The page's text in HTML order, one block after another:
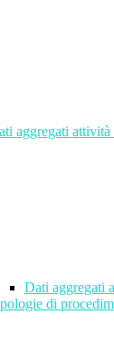
aggregati attività
Dati aggregati
di